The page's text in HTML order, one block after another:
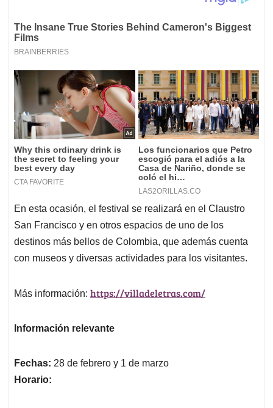
En esta ocasión, el festival se realizará en el Claustro
San Francisco y en otros espacios de uno de los
destinos más bellos de Colombia, que además cuenta
con museos y diversas actividades para los visitantes.
Más información: https://villadeletras.com/
Información relevante
Fechas: 28 de febrero y 1 de marzo
Horario: